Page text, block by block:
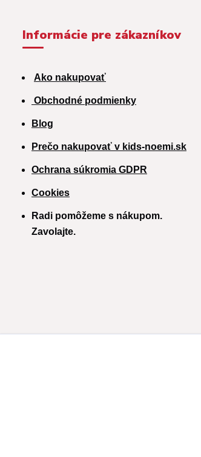
Informácie pre zákazníkov
Ako nakupovať
Obchodné podmienky
Blog
Prečo nakupovať v kids-noemi.sk
Ochrana súkromia GDPR
Cookies
Radi pomôžeme s nákupom.
Zavolajte.